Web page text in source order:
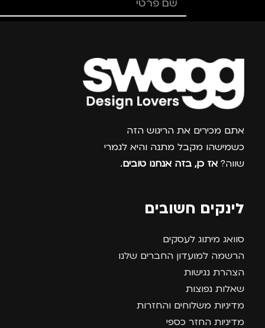
צרפו אותי למועדון
אתם מכירים את הריגוש הזה
כשמישהו מקבל מתנה והיא לגמרי
שווה? אז כן, בזה אנחנו טובים.
לינקים חשובים
סוואג מיתוג לעסקים
הרשמה למועדון החברים שלנו
הצהרת נגישות
שאלות נפוצות
מדיניות משלוחים והחזרות
מדיניות החזר כספי